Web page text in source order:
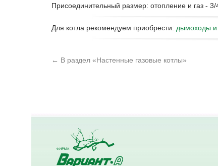
Присоединительный размер: отопление и газ -
Для котла рекомендуем приобрести: дымоходы и
← В раздел «Настенные газовые котлы»